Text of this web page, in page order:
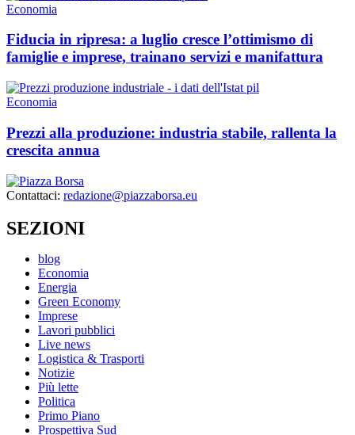
Economia
Fiducia in ripresa: a luglio cresce l’ottimismo di
famiglie e imprese, trainano servizi e manifattura
Economia
Prezzi alla produzione: industria stabile, rallenta la
crescita annua
Contattaci: redazione@piazzaborsa.eu
SEZIONI
blog
Economia
Energia
Green Economy
Imprese
Lavori pubblici
Live news
Logistica & Trasporti
Notizie
Più lette
Politica
Primo Piano
Prospettiva Sud